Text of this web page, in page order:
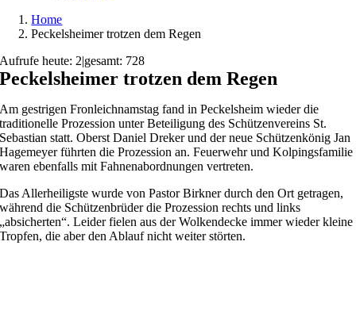
Home
Peckelsheimer trotzen dem Regen
Aufrufe heute: 2|gesamt: 728
Peckelsheimer trotzen dem Regen
Am gestrigen Fronleichnamstag fand in Peckelsheim wieder die
traditionelle Prozession unter Beteiligung des Schützenvereins St.
Sebastian statt. Oberst Daniel Dreker und der neue Schützenkönig Jan
Hagemeyer führten die Prozession an. Feuerwehr und Kolpingsfamilie
waren ebenfalls mit Fahnenabordnungen vertreten.
Das Allerheiligste wurde von Pastor Birkner durch den Ort getragen,
während die Schützenbrüder die Prozession rechts und links
„absicherten“. Leider fielen aus der Wolkendecke immer wieder kleine
Tropfen, die aber den Ablauf nicht weiter störten.